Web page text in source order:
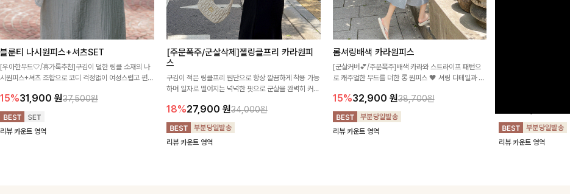
블룬티 나시원피스+셔츠SET
[우아한무드🤍/휴가룩추천]구김이 덜한 링클 소재의 나
시원피스+셔츠 조합으로 코디 걱정없이 여성스럽고 편안
15%31,900 원37,500원
리뷰 카운트 영역
[주문폭주/군살삭제]젤링클프리 카라원피
스
구김이 적은 링클프리 원단으로 항상 깔끔하게 착용 가능
하며 일자로 떨어지는 넉넉한 핏으로 군살을 완벽히 커버
18%27,900 원34,000원
리뷰 카운트 영역
롬셔링배색 카라원피스
[군살커버💕/주문폭주]배색 카라와 스트라이프 패턴으
로 캐주얼한 무드를 더한 롱 원피스 🖤 셔링 디테일과 쫀
15%32,900 원38,700원
리뷰 카운트 영역
리뷰 카운트 영역